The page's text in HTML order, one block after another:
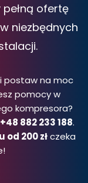
ofertę
niezbędnych
postaw na moc
pomocy w
kompresora?
+48 882 233 188.
200 złczeka